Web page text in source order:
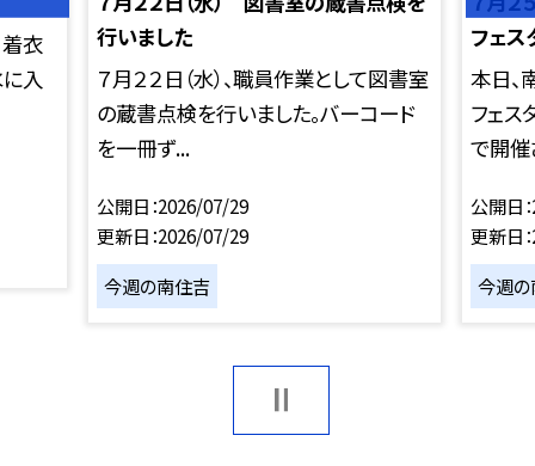
衣
入
行いました
７月２２日（水）、職員作業として図書室
の蔵書点検を行いました。バーコード
を一冊ず...
公開日 2026/07/29
更新日 2026/07/29
今週の南住吉
フェス
本日、
フェス
で開催
公開日
更新日
今週